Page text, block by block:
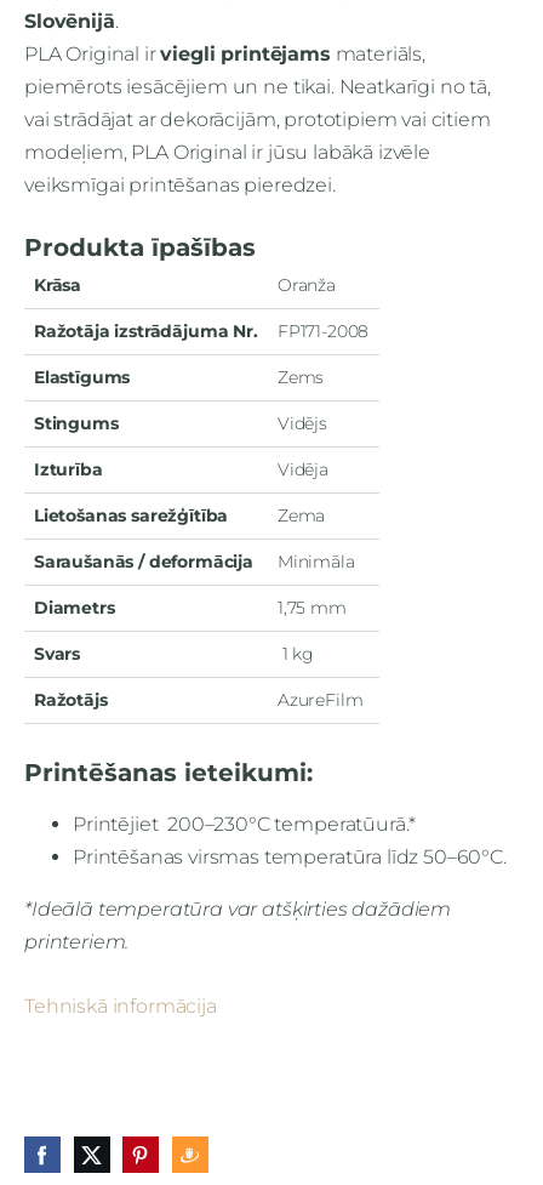
Slovēnijā.
PLA Original irviegli printējams materiāls,
piemērots iesācējiem un ne tikai. Neatkarīgi no tā,
vai strādājat ar dekorācijām, prototipiem vai citiem
modeļiem, PLA Original ir jūsu labākā izvēle
veiksmīgai printēšanas pieredzei.
Produkta īpašības
Krāsa Oranža
Ražotāja izstrādājuma Nr. FP171-2008
Elastīgums Zems
Stingums Vidējs
Izturība Vidēja
Lietošanas sarežģītība Zema
Saraušanās / deformācija Minimāla
Diametrs 1,75 mm
Svars 1 kg
Ražotājs AzureFilm
Printēšanas ieteikumi:
Printējiet 200–230°C temperatūurā.*
Printēšanas virsmas temperatūra līdz 50–60°C.
*Ideālā temperatūra var atšķirties dažādiem
printeriem.
Tehniskā informācija